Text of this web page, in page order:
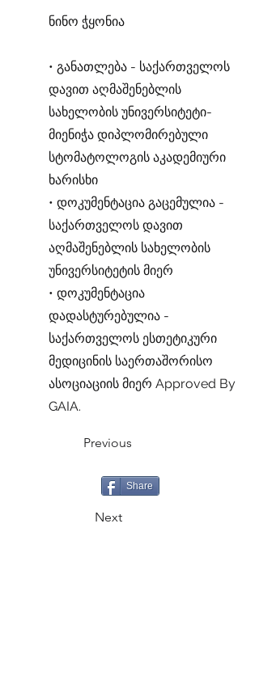
ნინო ჭყონია
• განათლება - საქართველოს
დავით აღმაშენებლის
სახელობის უნივერსიტეტი-
მიენიჭა დიპლომირებული
სტომატოლოგის აკადემიური
ხარისხი
• დოკუმენტაცია გაცემულია -
საქართველოს დავით
აღმაშენებლის სახელობის
უნივერსიტეტის მიერ
• დოკუმენტაცია
დადასტურებულია -
საქართველოს ესთეტიკური
მედიცინის საერთაშორისო
ასოციაციის მიერ Approved By
GAIA.
Previous
Share
Next